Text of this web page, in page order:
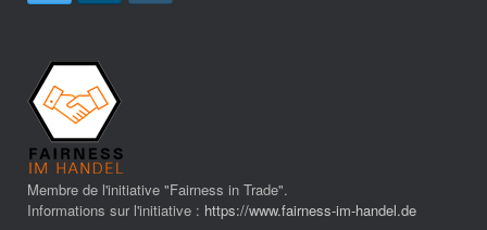
Membre de l'initiative "Fairness in Trade".
Informations sur l'initiative : https://www.fairness-im-handel.de